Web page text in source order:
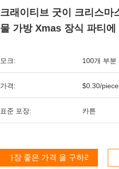
크래이티브 굿이 크리스마
물 가방 Xmas 장식 파티
모크: 100개 부분
가격: $0.30/
표준 포장: 카튼
가장 좋은 가격 을 구하라